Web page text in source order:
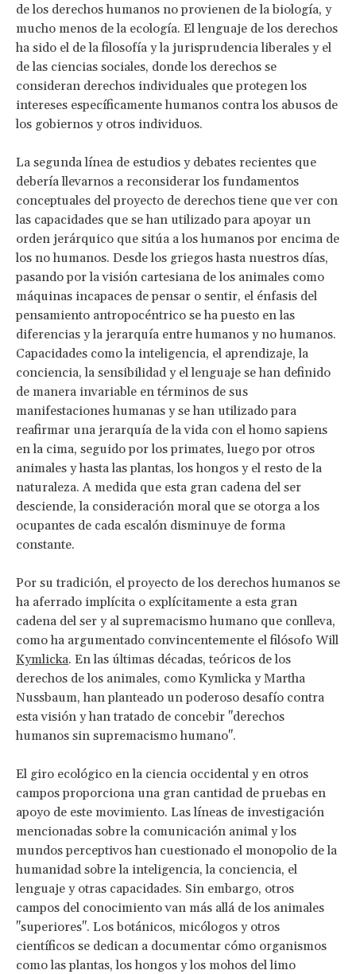
de los derechos humanos no provienen de la biología, y
mucho menos de la ecología. El lenguaje de los derechos
ha sido el de la filosofía y la jurisprudencia liberales y el
de las ciencias sociales, donde los derechos se
consideran derechos individuales que protegen los
intereses específicamente humanos contra los abusos de
los gobiernos y otros individuos.
La segunda línea de estudios y debates recientes que
debería llevarnos a reconsiderar los fundamentos
conceptuales del proyecto de derechos tiene que ver con
las capacidades que se han utilizado para apoyar un
orden jerárquico que sitúa a los humanos por encima de
los no humanos. Desde los griegos hasta nuestros días,
pasando por la visión cartesiana de los animales como
máquinas incapaces de pensar o sentir, el énfasis del
pensamiento antropocéntrico se ha puesto en las
diferencias y la jerarquía entre humanos y no humanos.
Capacidades como la inteligencia, el aprendizaje, la
conciencia, la sensibilidad y el lenguaje se han definido
de manera invariable en términos de sus
manifestaciones humanas y se han utilizado para
reafirmar una jerarquía de la vida con el homo sapiens
en la cima, seguido por los primates, luego por otros
animales y hasta las plantas, los hongos y el resto de la
naturaleza. A medida que esta gran cadena del ser
desciende, la consideración moral que se otorga a los
ocupantes de cada escalón disminuye de forma
constante.
Por su tradición, el proyecto de los derechos humanos se
ha aferrado implícita o explícitamente a esta gran
cadena del ser y al supremacismo humano que conlleva,
como ha argumentado convincentemente el filósofo Will
Kymlicka. En las últimas décadas, teóricos de los
derechos de los animales, como Kymlicka y Martha
Nussbaum, han planteado un poderoso desafío contra
esta visión y han tratado de concebir "derechos
humanos sin supremacismo humano".
El giro ecológico en la ciencia occidental y en otros
campos proporciona una gran cantidad de pruebas en
apoyo de este movimiento. Las líneas de investigación
mencionadas sobre la comunicación animal y los
mundos perceptivos han cuestionado el monopolio de la
humanidad sobre la inteligencia, la conciencia, el
lenguaje y otras capacidades. Sin embargo, otros
campos del conocimiento van más allá de los animales
"superiores". Los botánicos, micólogos y otros
científicos se dedican a documentar cómo organismos
como las plantas, los hongos y los mohos del limo